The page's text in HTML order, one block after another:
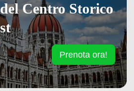
Centro Storico
Prenota ora!